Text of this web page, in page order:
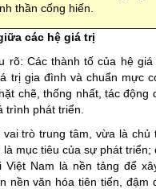
thần cống hiến.
các hệ giá trị
rõ: Các thành tố của hệ
trị gia đình và chuẩn mực
chẽ, thống nhất, tác động
trình phát triển.
trò trung tâm, vừa là chủ
mục tiêu của sự phát triển;
Việt Nam là nền tảng để
nền văn hóa tiên tiến, đậm